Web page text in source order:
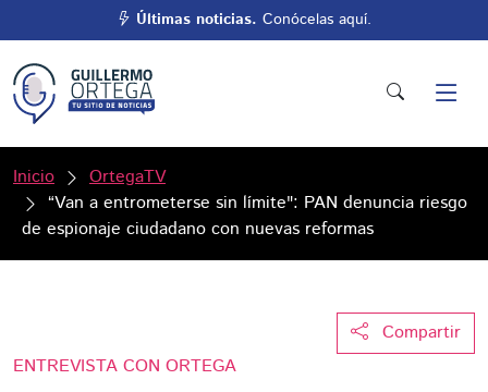
Últimas noticias. Conócelas aquí.
Inicio
OrtegaTV
“Van a entrometerse sin límite": PAN denuncia riesgo
de espionaje ciudadano con nuevas reformas
Compartir
ENTREVISTA CON ORTEGA